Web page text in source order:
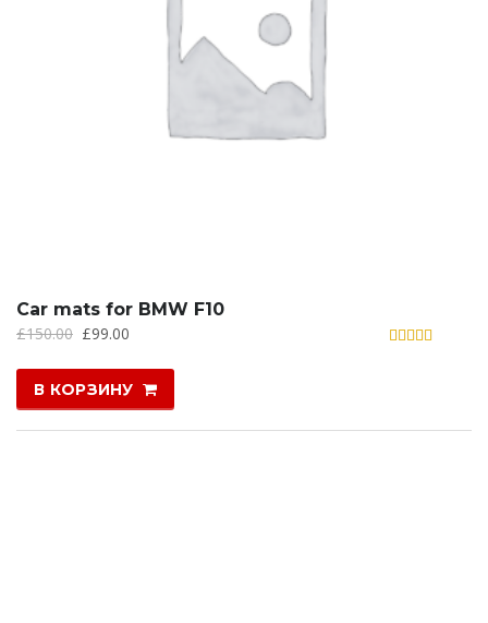
Car mats for BMW F10
£150.00 £99.00
В КОРЗИНУ